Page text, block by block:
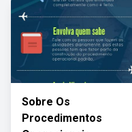
Sobre Os
Procedimentos